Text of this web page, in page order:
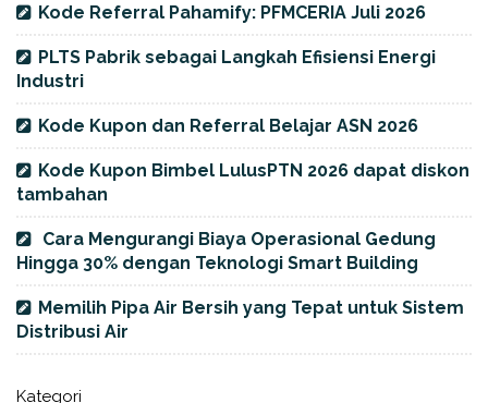
Kode Referral Pahamify: PFMCERIA Juli 2026
PLTS Pabrik sebagai Langkah Efisiensi Energi
Industri
Kode Kupon dan Referral Belajar ASN 2026
Kode Kupon Bimbel LulusPTN 2026 dapat diskon
tambahan
Cara Mengurangi Biaya Operasional Gedung
Hingga 30% dengan Teknologi Smart Building
Memilih Pipa Air Bersih yang Tepat untuk Sistem
Distribusi Air
Kategori